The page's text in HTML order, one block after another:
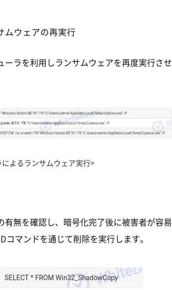
ムウェアの再実行
ラを利用しランサムウェアを再度実行させ
よるランサムウェア実行>
無を確認し、暗号化完了後に被害者が容易
コマンドを通じて削除を実行します。